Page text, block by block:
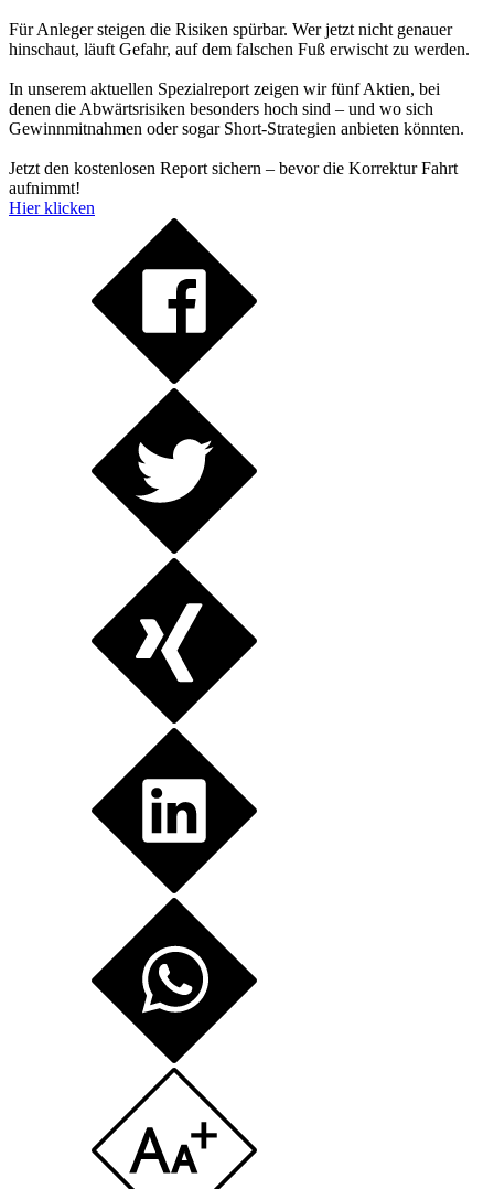
Für Anleger steigen die Risiken spürbar. Wer jetzt nicht genauer
hinschaut, läuft Gefahr, auf dem falschen Fuß erwischt zu werden.
In unserem aktuellen Spezialreport zeigen wir fünf Aktien, bei
denen die Abwärtsrisiken besonders hoch sind – und wo sich
Gewinnmitnahmen oder sogar Short-Strategien anbieten könnten.
Jetzt den kostenlosen Report sichern – bevor die Korrektur Fahrt
aufnimmt!
Hier klicken